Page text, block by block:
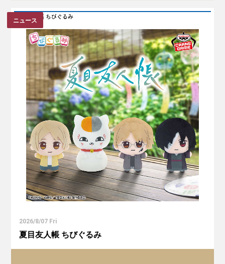
ニュース
2026/8/07 Fri
夏目友人帳 ちびぐるみ